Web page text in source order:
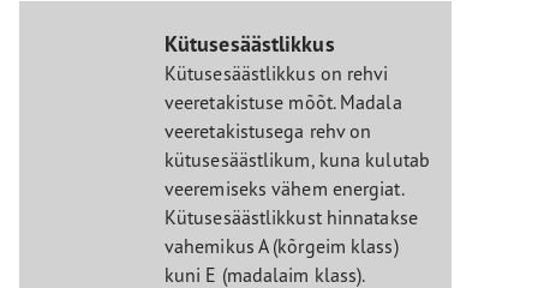
Kütusesäästlikkus
Kütusesäästlikkus on rehvi
veeretakistuse mõõt. Madala
veeretakistusega rehv on
kütusesäästlikum, kuna kulutab
veeremiseks vähem energiat.
Kütusesäästlikkust hinnatakse
vahemikus A (kõrgeim klass)
kuni E (madalaim klass).